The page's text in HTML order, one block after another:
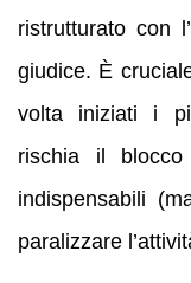
ristrutturato con
giudice. È
volta iniziati i
rischia il
indispensabili
paralizzare